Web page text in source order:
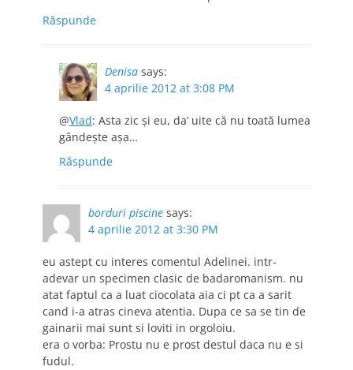
Răspunde
Denisa says:
4 aprilie 2012 at 3:08 PM
@Vlad: Asta zic şi eu, da’ uite că nu toată lumea
gândeşte aşa…
Răspunde
borduri piscine says:
4 aprilie 2012 at 3:30 PM
eu astept cu interes comentul Adelinei. intr-
adevar un specimen clasic de badaromanism. nu
atat faptul ca a luat ciocolata aia ci pt ca a sarit
cand i-a atras cineva atentia. Dupa ce sa se tin de
gainarii mai sunt si loviti in orgoloiu.
era o vorba: Prostu nu e prost destul daca nu e si
fudul.